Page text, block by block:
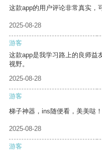
这款app的用户评论非常真实，
2025-08-28
游客
这款app是我学习路上的良师益
视野。
2025-08-28
游客
梯子神器，ins随便看，美美哒！
2025-08-28
游客